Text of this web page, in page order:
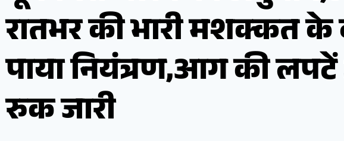
रातभर की भारी मशक्कत
पाया नियंत्रण,आग की
रुक जारी